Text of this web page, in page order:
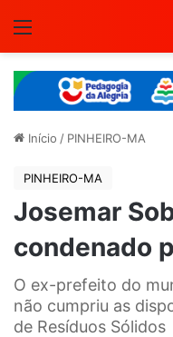
Início / PINHEIRO-MA
PINHEIRO-MA
Josemar
condenado
O ex-prefeito do
não cumpriu as
de Resíduos Sólidos